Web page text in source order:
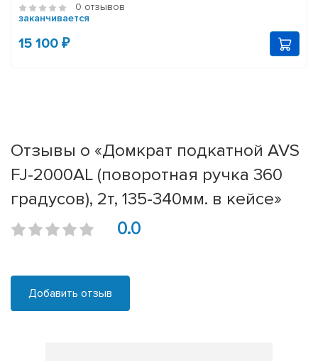
0 отзывов
заканчивается
15 100 ₽
Отзывы о «Домкрат подкатной AVS
FJ-2000AL (поворотная ручка 360
градусов), 2т, 135-340мм. в кейсе»
0.0
Добавить отзыв